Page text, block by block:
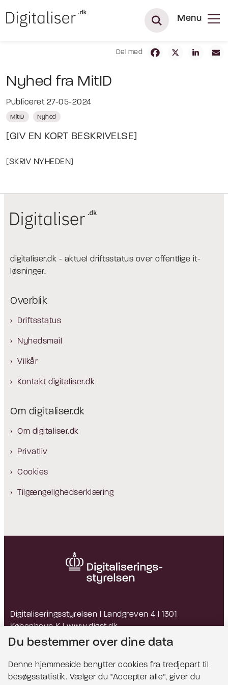
Menu
Del med
Nyhed fra MitID
Publiceret 27-05-2024
MitID Nyhed
[GIV EN KORT BESKRIVELSE]
[SKRIV NYHEDEN]
digitaliser.dk - aktuel driftsstatus over offentlige it-
løsninger.
Overblik
Driftsstatus
Nyhedsmail
Vilkår
Kontakt digitaliser.dk
Om digitaliser.dk
Om digitaliser.dk
Privatliv
Cookies
Tilgængelighedserklæring
Digitaliseringsstyrelsen | Landgreven 4 | 1301
København K |www.digst.dk
EAN: 5798009814203 | CVR: 34051178
Du bestemmer over dine data
Denne hjemmeside benytter cookies fra tredjepart til
besøgsstatistik. Vælger du ''Accepter alle'', giver du